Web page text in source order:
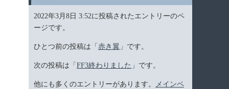
2022年3月8日 3:52に投稿されたエントリーのペ
ージです。
ひとつ前の投稿は「 赤き翼 」です。
次の投稿は「 FF3終わりました 」です。
他にも多くのエントリーがあります。
メインペ